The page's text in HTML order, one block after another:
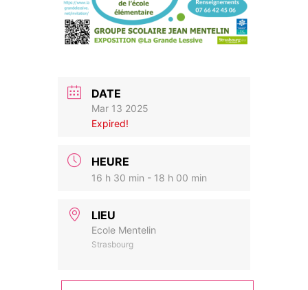
DATE
Mar 13 2025
Expired!
HEURE
16 h 30 min - 18 h 00 min
LIEU
Ecole Mentelin
Strasbourg